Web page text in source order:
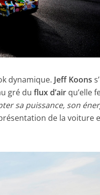
dynamique. Jeff Koons
gré duflux d’air qu’elle
sa puissance, son
de la voiture